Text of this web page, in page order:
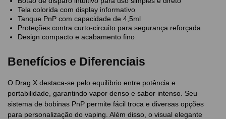
Tela colorida com display informativo
Tanque PnP com capacidade de 4,5ml
Proteções contra curto-circuito para segurança reforçada
Design compacto e acabamento fino
Benefícios e Diferenciais
O Drag X destaca-se pelo equilíbrio entre potência e
portabilidade, garantindo vapor denso e sabor intenso. Seu
sistema de bobinas PnP permite fácil troca e diversas opções
para personalização do vaping. Além disso, o visual elegante